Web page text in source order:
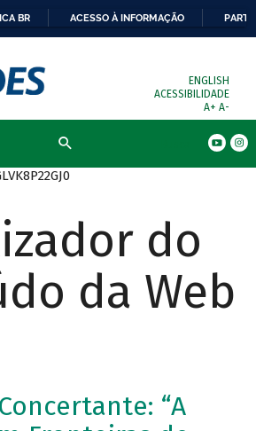
BR ACESSO À INFORMAÇÃO
ENGLISH
ACESSIBILIDADE
A+ A-
do
da Web
“A